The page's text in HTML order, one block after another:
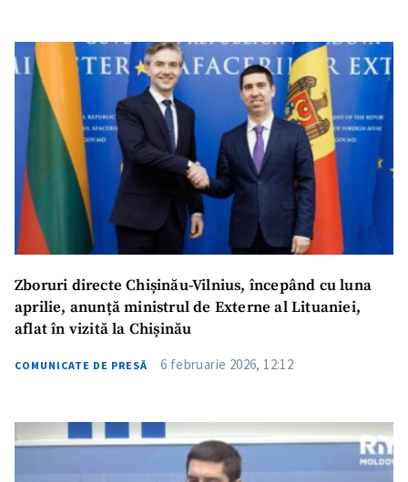
Zboruri directe Chișinău-Vilnius, începând cu luna
aprilie, anunță ministrul de Externe al Lituaniei,
aflat în vizită la Chișinău
COMUNICATE DE PRESĂ 6 februarie 2026, 12:12
ȘTIREA MEA
Titlu știre+ Adaugă titlu
Fotografie
+ Încarcă imagine
Link media+ Link media
Mesajul știrei
+ Mesajul știrei